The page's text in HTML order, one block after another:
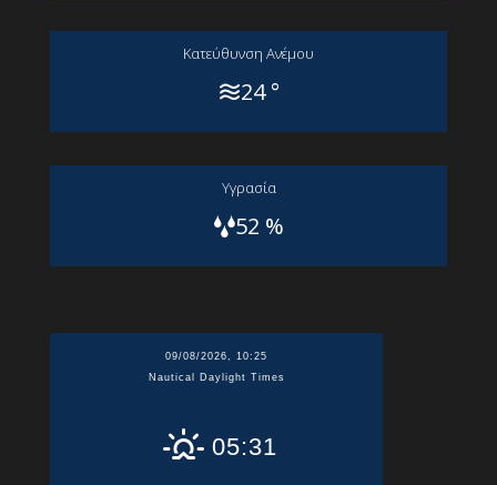
Kατεύθυνση Aνέμου
24 °
Yγρασία
52 %
09/08/2026, 10:25
Nautical Daylight Times
05:31